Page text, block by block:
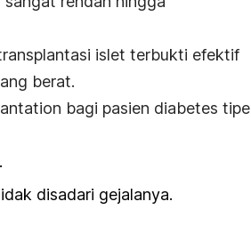
islet terbukti efektif
berat.
bagi pasien diabetes tipe
disadari gejalanya.